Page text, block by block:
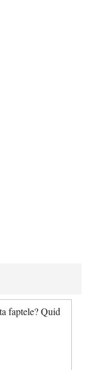
faptele? Quid